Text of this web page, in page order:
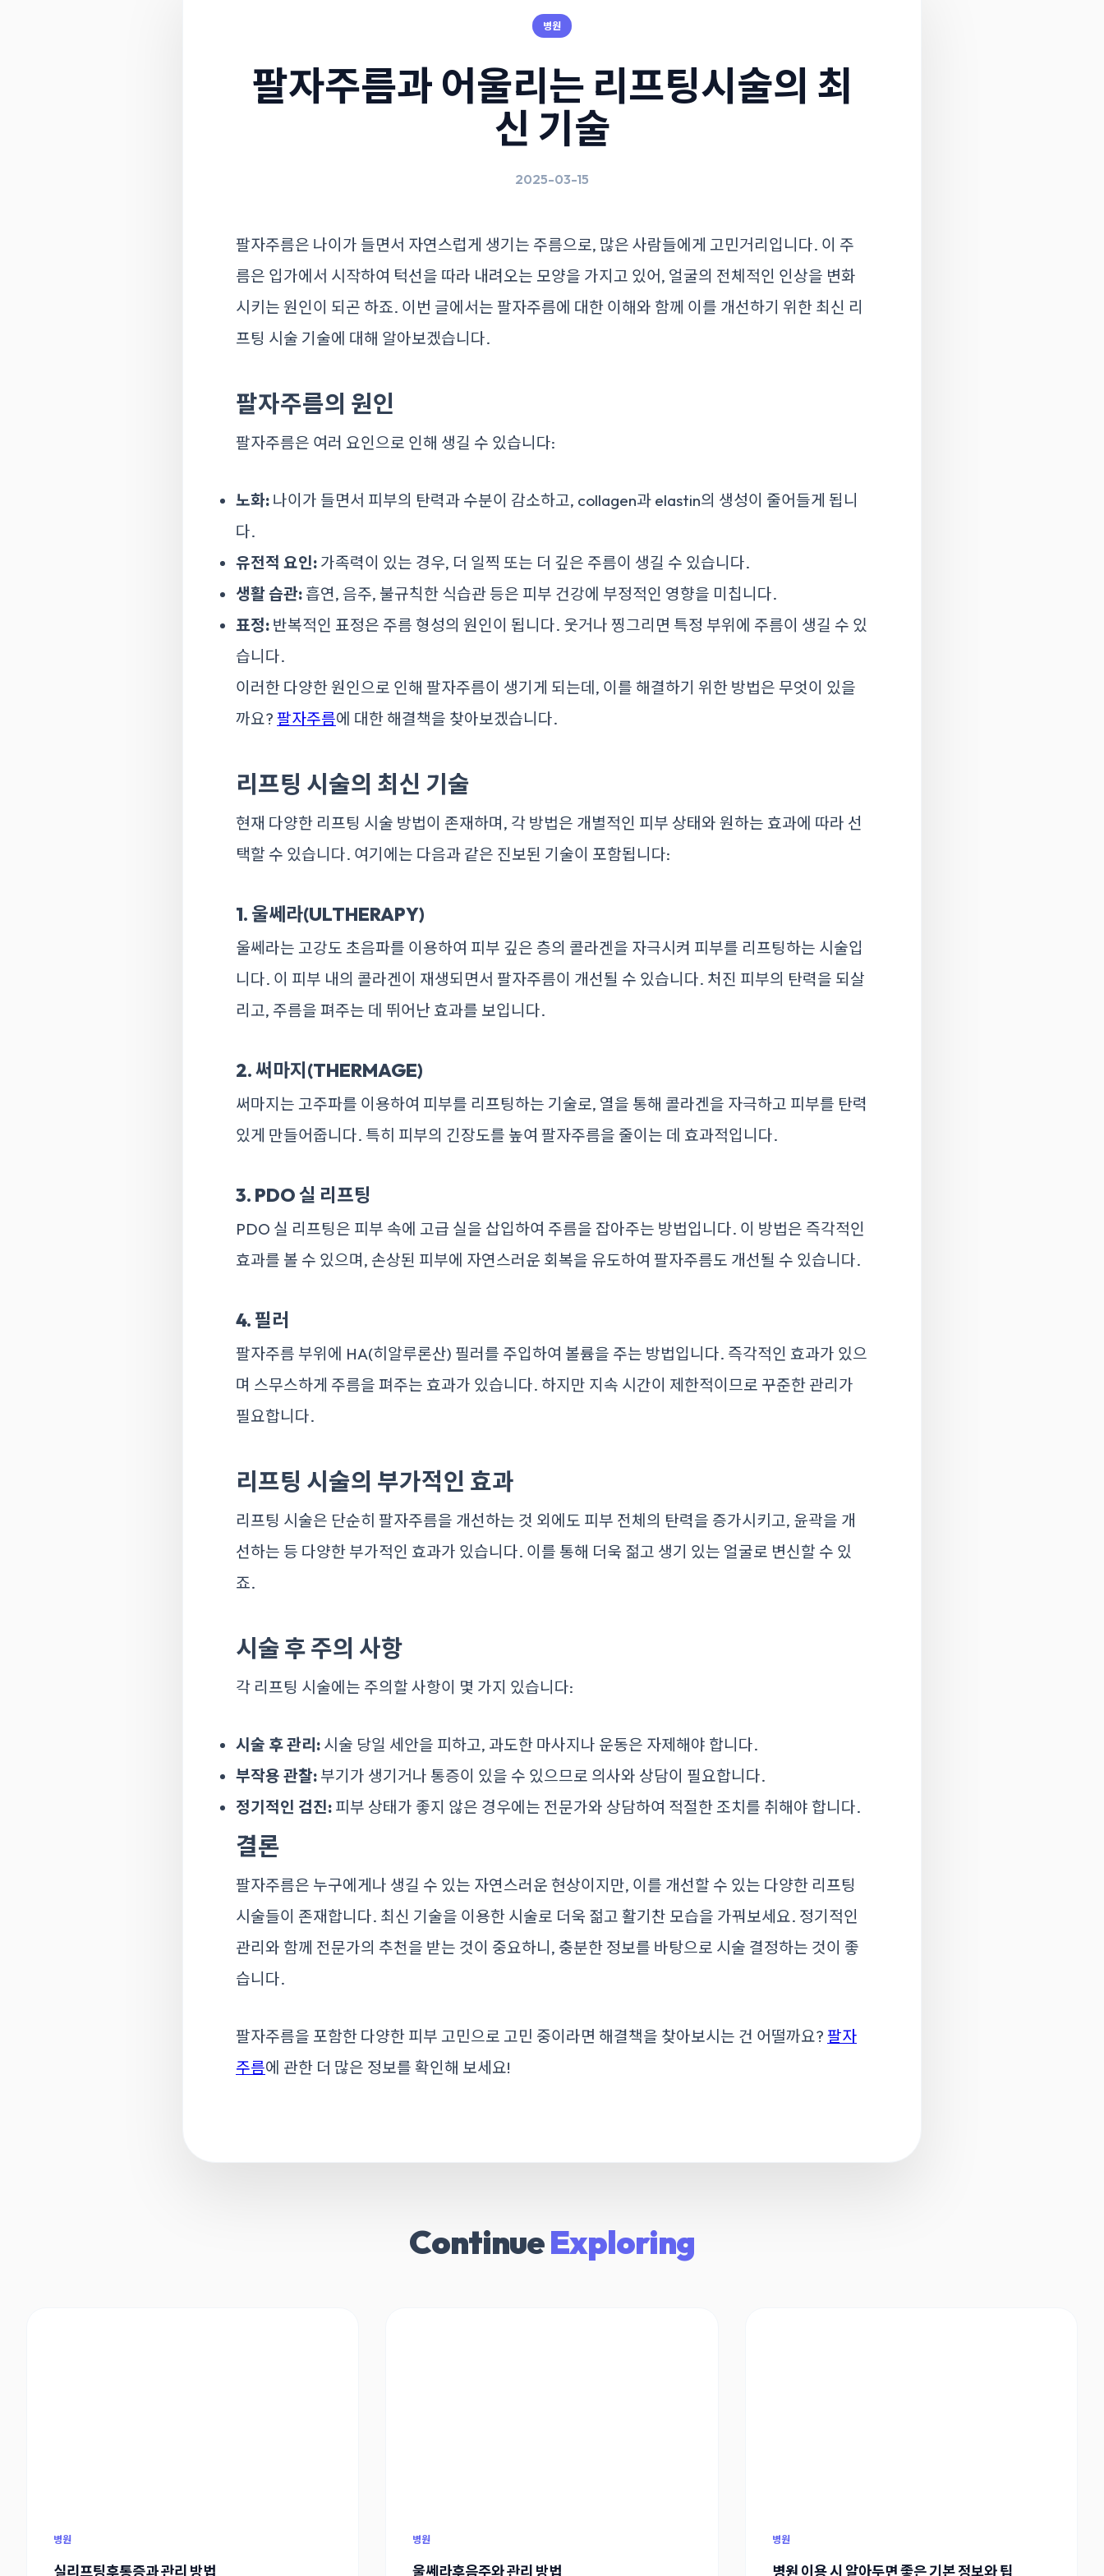
병원
팔자주름과 어울리는 리프팅시술의 최
신 기술
2025-03-15
팔자주름은 나이가 들면서 자연스럽게 생기는 주름으로, 많은 사람들에게 고민거리입니다. 이 주
름은 입가에서 시작하여 턱선을 따라 내려오는 모양을 가지고 있어, 얼굴의 전체적인 인상을 변화
시키는 원인이 되곤 하죠. 이번 글에서는 팔자주름에 대한 이해와 함께 이를 개선하기 위한 최신 리
프팅 시술 기술에 대해 알아보겠습니다.
팔자주름의 원인
팔자주름은 여러 요인으로 인해 생길 수 있습니다:
노화: 나이가 들면서 피부의 탄력과 수분이 감소하고, collagen과 elastin의 생성이 줄어들게 됩니
다.
유전적 요인: 가족력이 있는 경우, 더 일찍 또는 더 깊은 주름이 생길 수 있습니다.
생활 습관: 흡연, 음주, 불규칙한 식습관 등은 피부 건강에 부정적인 영향을 미칩니다.
표정: 반복적인 표정은 주름 형성의 원인이 됩니다. 웃거나 찡그리면 특정 부위에 주름이 생길 수 있
습니다.
이러한 다양한 원인으로 인해 팔자주름이 생기게 되는데, 이를 해결하기 위한 방법은 무엇이 있을
까요? 팔자주름에 대한 해결책을 찾아보겠습니다.
리프팅 시술의 최신 기술
현재 다양한 리프팅 시술 방법이 존재하며, 각 방법은 개별적인 피부 상태와 원하는 효과에 따라 선
택할 수 있습니다. 여기에는 다음과 같은 진보된 기술이 포함됩니다:
1. 울쎄라(ULTHERAPY)
울쎄라는 고강도 초음파를 이용하여 피부 깊은 층의 콜라겐을 자극시켜 피부를 리프팅하는 시술입
니다. 이 피부 내의 콜라겐이 재생되면서 팔자주름이 개선될 수 있습니다. 처진 피부의 탄력을 되살
리고, 주름을 펴주는 데 뛰어난 효과를 보입니다.
2. 써마지(THERMAGE)
써마지는 고주파를 이용하여 피부를 리프팅하는 기술로, 열을 통해 콜라겐을 자극하고 피부를 탄력
있게 만들어줍니다. 특히 피부의 긴장도를 높여 팔자주름을 줄이는 데 효과적입니다.
3. PDO 실 리프팅
PDO 실 리프팅은 피부 속에 고급 실을 삽입하여 주름을 잡아주는 방법입니다. 이 방법은 즉각적인
효과를 볼 수 있으며, 손상된 피부에 자연스러운 회복을 유도하여 팔자주름도 개선될 수 있습니다.
4. 필러
팔자주름 부위에 HA(히알루론산) 필러를 주입하여 볼륨을 주는 방법입니다. 즉각적인 효과가 있으
며 스무스하게 주름을 펴주는 효과가 있습니다. 하지만 지속 시간이 제한적이므로 꾸준한 관리가
필요합니다.
리프팅 시술의 부가적인 효과
리프팅 시술은 단순히 팔자주름을 개선하는 것 외에도 피부 전체의 탄력을 증가시키고, 윤곽을 개
선하는 등 다양한 부가적인 효과가 있습니다. 이를 통해 더욱 젊고 생기 있는 얼굴로 변신할 수 있
죠.
시술 후 주의 사항
각 리프팅 시술에는 주의할 사항이 몇 가지 있습니다:
시술 후 관리: 시술 당일 세안을 피하고, 과도한 마사지나 운동은 자제해야 합니다.
부작용 관찰: 부기가 생기거나 통증이 있을 수 있으므로 의사와 상담이 필요합니다.
정기적인 검진: 피부 상태가 좋지 않은 경우에는 전문가와 상담하여 적절한 조치를 취해야 합니다.
결론
팔자주름은 누구에게나 생길 수 있는 자연스러운 현상이지만, 이를 개선할 수 있는 다양한 리프팅
시술들이 존재합니다. 최신 기술을 이용한 시술로 더욱 젊고 활기찬 모습을 가꿔보세요. 정기적인
관리와 함께 전문가의 추천을 받는 것이 중요하니, 충분한 정보를 바탕으로 시술 결정하는 것이 좋
습니다.
팔자주름을 포함한 다양한 피부 고민으로 고민 중이라면 해결책을 찾아보시는 건 어떨까요? 팔자
주름에 관한 더 많은 정보를 확인해 보세요!
ContinueExploring
병원
실리프팅후통증과 관리 방법
병원
울쎄라후음주와 관리 방법
병원
병원 이용 시 알아두면 좋은 기본 정보와 팁